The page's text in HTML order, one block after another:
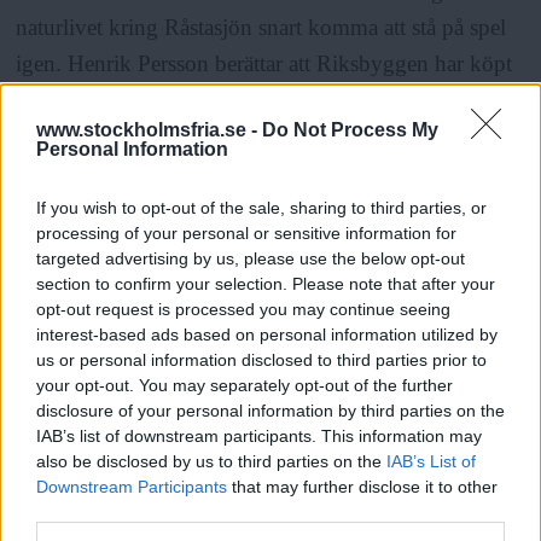
www.stockholmsfria.se - Do Not Process My
Personal Information
If you wish to opt-out of the sale, sharing to third parties, or
processing of your personal or sensitive information for
targeted advertising by us, please use the below opt-out
section to confirm your selection. Please note that after your
opt-out request is processed you may continue seeing
interest-based ads based on personal information utilized by
us or personal information disclosed to third parties prior to
your opt-out. You may separately opt-out of the further
disclosure of your personal information by third parties on the
IAB’s list of downstream participants. This information may
also be disclosed by us to third parties on the IAB’s List of
Downstream Participants that may further disclose it to other
Läs Frias efterträdare!
naturlivet kring Råstasjön snart komma att stå på spel
igen. Henrik Persson berättar att Riksbyggen har köpt
bygga där.
– Det är grönkilen bort mot Järvaområdet, så det
tycker vi inte alls om. Det är den allra mest centrala
delen för ett blivande naturreservat och där det är
tjockast med skog. Där intill vill de bygga.
ANNONS
Var ska man bygga då, tycker du? Enligt